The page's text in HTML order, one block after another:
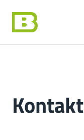
Kontakt